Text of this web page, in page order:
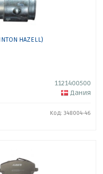
HAZELL)
1121400500
Дания
Код: 348004-46